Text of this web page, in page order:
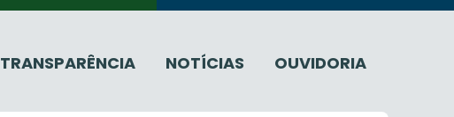
TRANSPARÊNCIA NOTÍCIAS OUVIDORIA